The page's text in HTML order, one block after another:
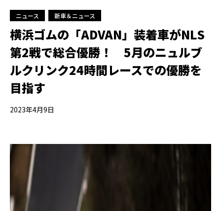
ニュース 新車＆ニュース
横浜ゴムの「ADVAN」装着車がNLS
第2戦で総合優勝！ 5月のニュルブ
ルクリンク24時間レースでの優勝を
目指す
2023年4月9日